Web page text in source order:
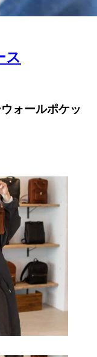
ス
ォールポケッ